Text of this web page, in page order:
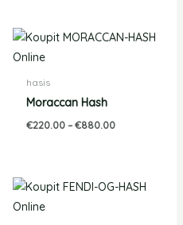
hasis
Moraccan Hash
€220.00 – €880.00
Hintaluokka:
Hintaluokka: